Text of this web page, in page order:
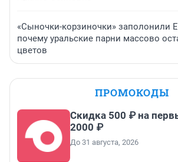
«Сыночки-корзиночки» заполонили
почему уральские парни массово
цветов
ПРОМОКОДЫ
Скидка 500 ₽ на
2000 ₽
До 31 августа, 2026